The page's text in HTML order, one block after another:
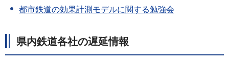
都市鉄道の効果計測モデルに関する勉強会
県内鉄道各社の遅延情報